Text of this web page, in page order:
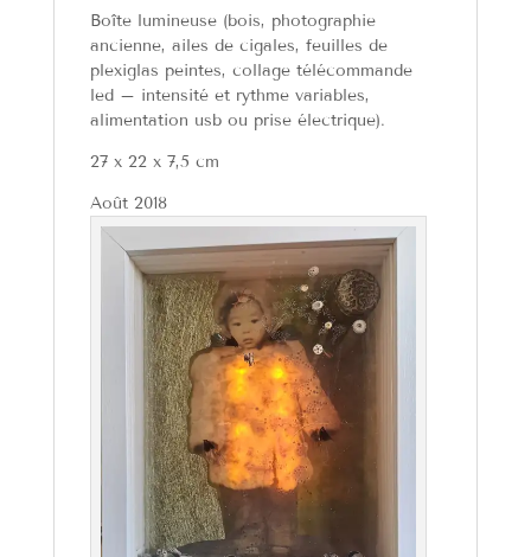
Boîte lumineuse (bois, photographie
ancienne, ailes de cigales, feuilles de
plexiglas peintes, collage télécommande
led – intensité et rythme variables,
alimentation usb ou prise électrique).
27 x 22 x 7,5 cm
Août 2018